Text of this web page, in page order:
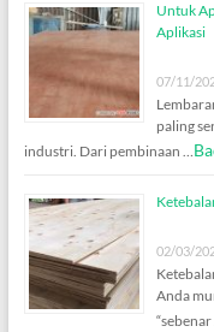
Untuk
Aplikasi
07/11/
paling
industri. Dari pembinaan …
02/03/
Anda